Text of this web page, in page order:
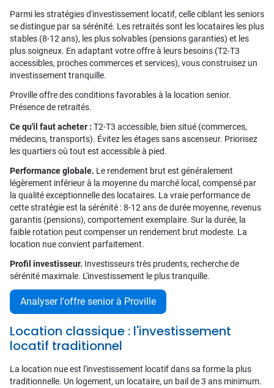
Parmi les stratégies d'investissement locatif, celle ciblant les seniors
se distingue par sa sérénité. Les retraités sont les locataires les plus
stables (8-12 ans), les plus solvables (pensions garanties) et les
plus soigneux. En adaptant votre offre à leurs besoins (T2-T3
accessibles, proches commerces et services), vous construisez un
investissement tranquille.
Proville offre des conditions favorables à la location senior.
Présence de retraités.
Ce qu'il faut acheter : T2-T3 accessible, bien situé (commerces,
médecins, transports). Évitez les étages sans ascenseur. Priorisez
les quartiers où tout est accessible à pied.
Performance globale. Le rendement brut est généralement
légèrement inférieur à la moyenne du marché local, compensé par
la qualité exceptionnelle des locataires. La vraie performance de
cette stratégie est la sérénité : 8-12 ans de durée moyenne, revenus
garantis (pensions), comportement exemplaire. Sur la durée, la
faible rotation peut compenser un rendement brut modeste. La
location nue convient parfaitement.
Profil investisseur. Investisseurs très prudents, recherche de
sérénité maximale. L'investissement le plus tranquille.
Analyser l'offre senior à Proville
Location classique : l'investissement
locatif traditionnel
La location nue est l'investissement locatif dans sa forme la plus
traditionnelle. Un logement, un locataire, un bail de 3 ans minimum.